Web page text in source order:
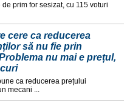
prim for sesizat, cu 115 voturi
cere ca reducerea
să nu fie prin
nu mai e prețul,
ca reducerea prețului
mecani ...